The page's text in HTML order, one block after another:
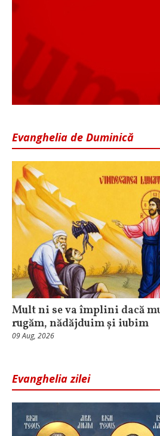
Evanghelia de Duminică
Mult ni se va împlini dacă
rugăm, nădăjduim și iubim
09 Aug, 2026
Evanghelia zilei